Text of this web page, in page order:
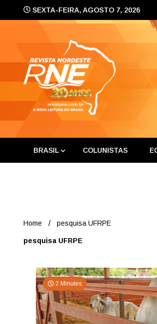
SEXTA-FEIRA, AGOSTO 7, 2026
A nova leitura do Brasil
BRASIL COLUNISTAS
Home pesquisa UFRPE
pesquisa UFRPE
2 Minutes